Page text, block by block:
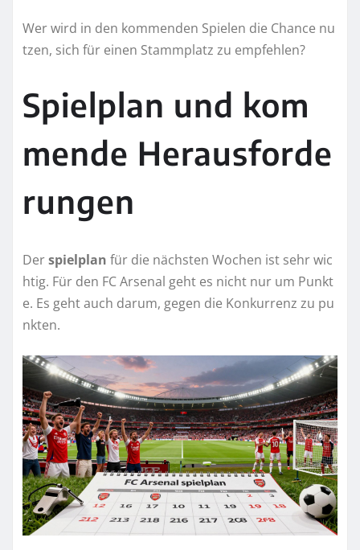
Wer wird in den kommenden Spielen die Chance nu
tzen, sich für einen Stammplatz zu empfehlen?
Spielplan und kom
mende Herausforde
rungen
Derspielplan für die nächsten Wochen ist sehr wic
htig. Für den FC Arsenal geht es nicht nur um Punkt
e. Es geht auch darum, gegen die Konkurrenz zu pu
nkten.